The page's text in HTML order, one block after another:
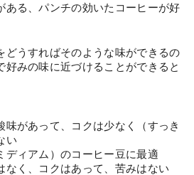
ある、パンチの効いたコーヒーが好
どうすればそのような味ができるの
みの味に近づけることができると
味があって、コクは少なく（すっき
い
ィアム）のコーヒー豆に最適
なく、コクはあって、苦みはない